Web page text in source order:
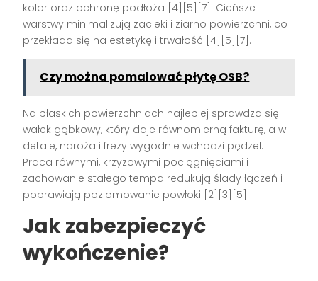
kolor oraz ochronę podłoża [4][5][7]. Cieńsze
warstwy minimalizują zacieki i ziarno powierzchni, co
przekłada się na estetykę i trwałość [4][5][7].
Czy można pomalować płytę OSB?
Na płaskich powierzchniach najlepiej sprawdza się
wałek gąbkowy, który daje równomierną fakturę, a w
detale, naroża i frezy wygodnie wchodzi pędzel.
Praca równymi, krzyżowymi pociągnięciami i
zachowanie stałego tempa redukują ślady łączeń i
poprawiają poziomowanie powłoki [2][3][5].
Jak zabezpieczyć
wykończenie?